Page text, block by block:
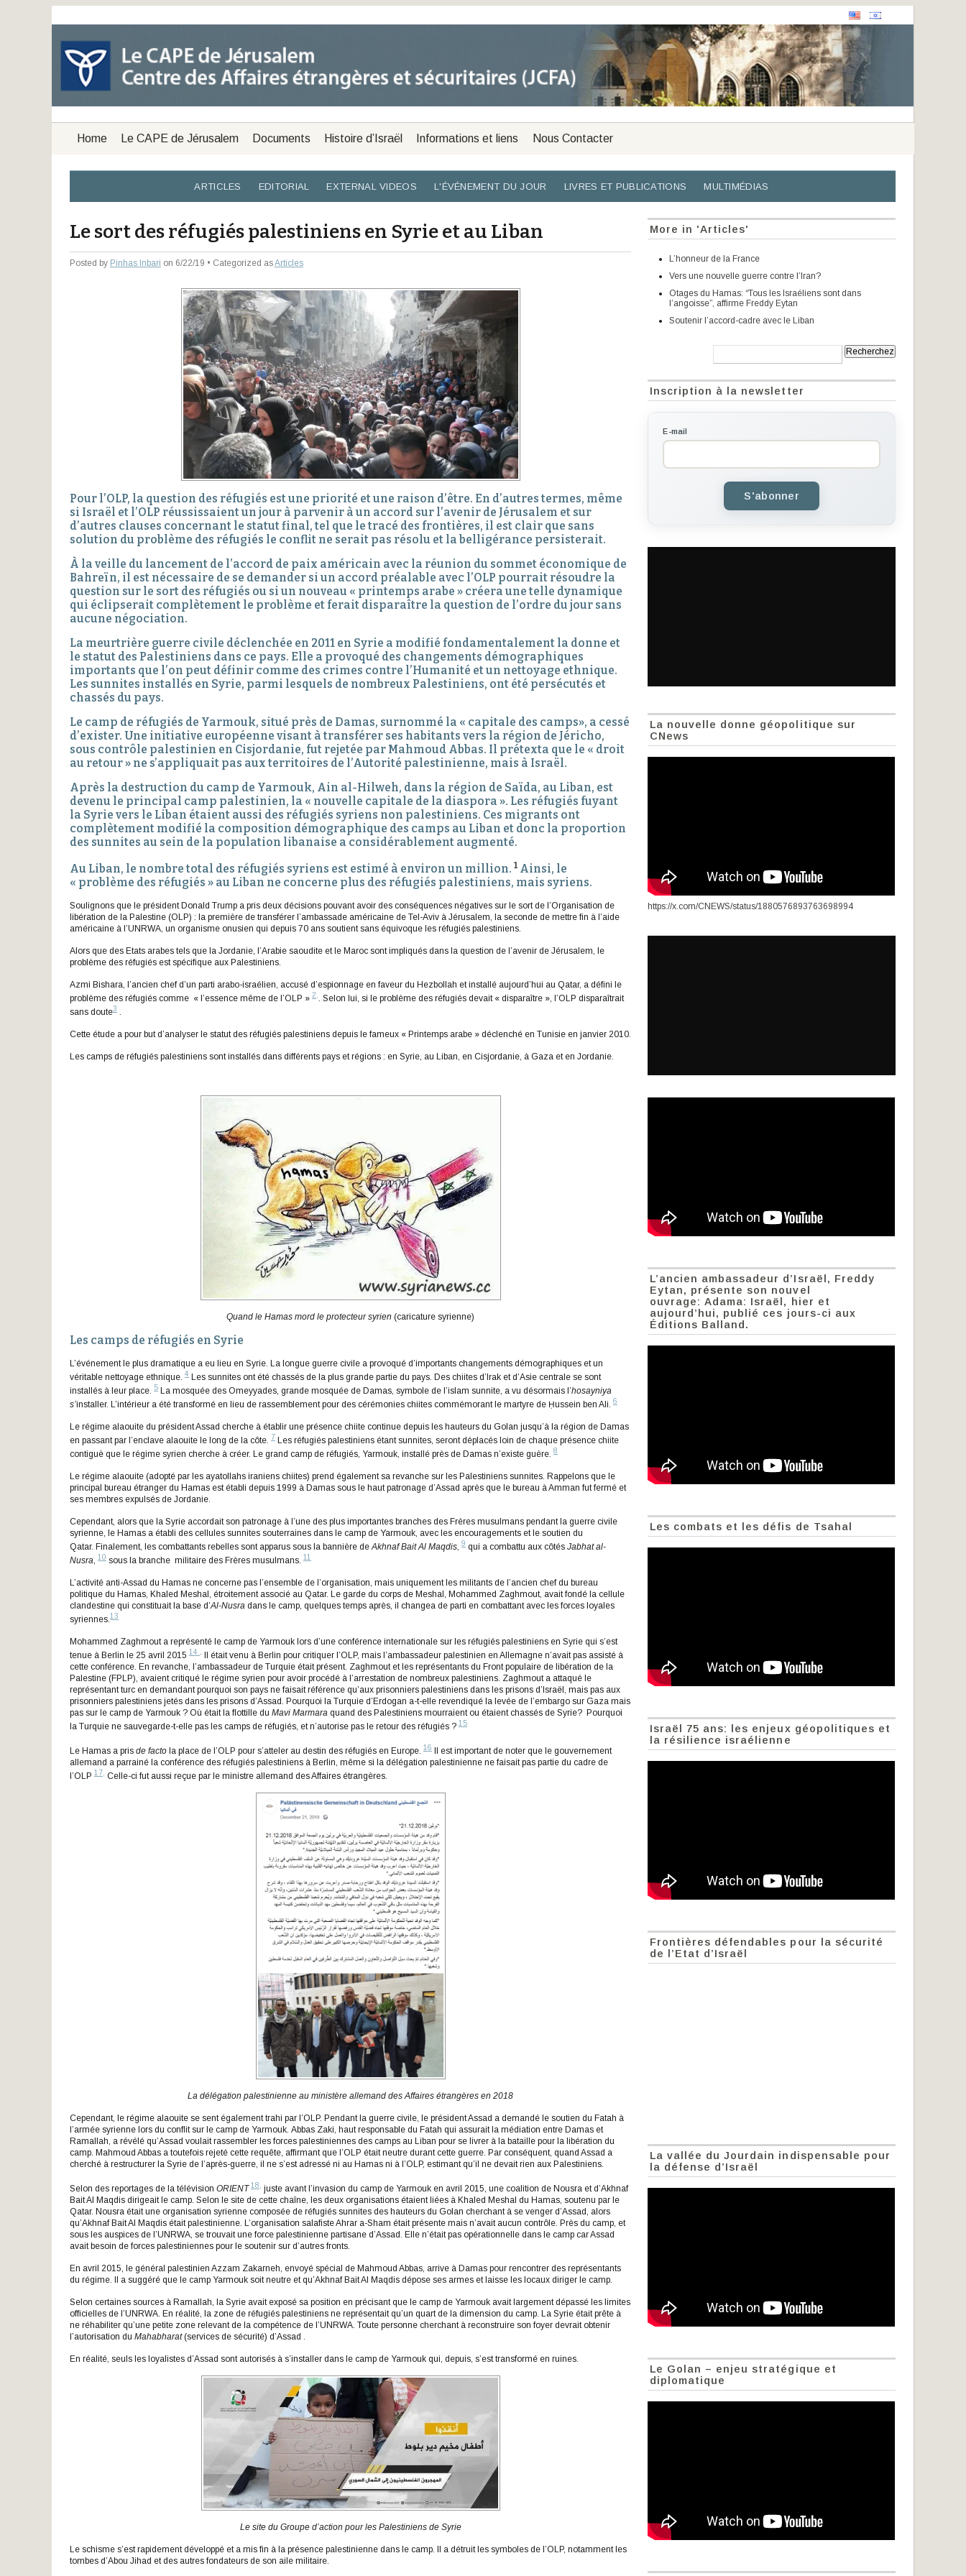
Home Le CAPE de Jérusalem Documents Histoire d’Israël Informations et liens Nous Contacter
ARTICLES EDITORIAL EXTERNAL VIDEOS L'ÉVÉNEMENT DU JOUR LIVRES ET PUBLICATIONS MULTIMÉDIAS
Le sort des réfugiés palestiniens en Syrie et au Liban
Posted by Pinhas Inbari on 6/22/19 • Categorized asArticles
Pour l’OLP, la question des réfugiés est une priorité et une raison d’être. En d’autres termes, même
si Israël et l’OLP réussissaient un jour à parvenir à un accord sur l’avenir de Jérusalem et sur
d’autres clauses concernant le statut final, tel que le tracé des frontières, il est clair que sans
solution du problème des réfugiés le conflit ne serait pas résolu et la belligérance persisterait.
À la veille du lancement de l’accord de paix américain avec la réunion du sommet économique de
Bahreïn, il est nécessaire de se demander si un accord préalable avec l’OLP pourrait résoudre la
question sur le sort des réfugiés ou si un nouveau « printemps arabe » créera une telle dynamique
qui éclipserait complètement le problème et ferait disparaître la question de l’ordre du jour sans
aucune négociation.
La meurtrière guerre civile déclenchée en 2011 en Syrie a modifié fondamentalement la donne et
le statut des Palestiniens dans ce pays. Elle a provoqué des changements démographiques
importants que l’on peut définir comme des crimes contre l’Humanité et un nettoyage ethnique.
Les sunnites installés en Syrie, parmi lesquels de nombreux Palestiniens, ont été persécutés et
chassés du pays.
Le camp de réfugiés de Yarmouk, situé près de Damas, surnommé la « capitale des camps», a cessé
d’exister. Une initiative européenne visant à transférer ses habitants vers la région de Jéricho,
sous contrôle palestinien en Cisjordanie, fut rejetée par Mahmoud Abbas. Il prétexta que le « droit
au retour » ne s’appliquait pas aux territoires de l’Autorité palestinienne, mais à Israël.
Après la destruction du camp de Yarmouk, Ain al-Hilweh, dans la région de Saïda, au Liban, est
devenu le principal camp palestinien, la « nouvelle capitale de la diaspora ». Les réfugiés fuyant
la Syrie vers le Liban étaient aussi des réfugiés syriens non palestiniens. Ces migrants ont
complètement modifié la composition démographique des camps au Liban et donc la proportion
des sunnites au sein de la population libanaise a considérablement augmenté.
Au Liban, le nombre total des réfugiés syriens est estimé à environ un million. 1 Ainsi, le
« problème des réfugiés » au Liban ne concerne plus des réfugiés palestiniens, mais syriens.
Soulignons que le président Donald Trump a pris deux décisions pouvant avoir des conséquences négatives sur le sort de l’Organisation de
libération de la Palestine (OLP) : la première de transférer l’ambassade américaine de Tel-Aviv à Jérusalem, la seconde de mettre fin à l’aide
américaine à l’UNRWA, un organisme onusien qui depuis 70 ans soutient sans équivoque les réfugiés palestiniens.
Alors que des Etats arabes tels que la Jordanie, l’Arabie saoudite et le Maroc sont impliqués dans la question de l’avenir de Jérusalem, le
problème des réfugiés est spécifique aux Palestiniens.
Azmi Bishara, l’ancien chef d’un parti arabo-israélien, accusé d’espionnage en faveur du Hezbollah et installé aujourd’hui au Qatar, a défini le
problème des réfugiés comme « l’essence même de l’OLP » 2,. Selon lui, si le problème des réfugiés devait « disparaître », l’OLP disparaîtrait
sans doute3 .
Cette étude a pour but d’analyser le statut des réfugiés palestiniens depuis le fameux « Printemps arabe » déclenché en Tunisie en janvier 2010.
Les camps de réfugiés palestiniens sont installés dans différents pays et régions : en Syrie, au Liban, en Cisjordanie, à Gaza et en Jordanie.
Quand le Hamas mord le protecteur syrien (caricature syrienne)
Les camps de réfugiés en Syrie
L’événement le plus dramatique a eu lieu en Syrie. La longue guerre civile a provoqué d’importants changements démographiques et un
véritable nettoyage ethnique. 4 Les sunnites ont été chassés de la plus grande partie du pays. Des chiites d’Irak et d’Asie centrale se sont
installés à leur place.
5 La mosquée des Omeyyades, grande mosquée de Damas, symbole de l’islam sunnite, a vu désormais l’hosayniya
s’installer. L’intérieur a été transformé en lieu de rassemblement pour des cérémonies chiites commémorant le martyre de Ḥussein ben Ali. 6
Le régime alaouite du président Assad cherche à établir une présence chiite continue depuis les hauteurs du Golan jusqu’à la région de Damas
en passant par l’enclave alaouite le long de la côte.
7 Les réfugiés palestiniens étant sunnites, seront déplacés loin de chaque présence chiite
contiguë que le régime syrien cherche à créer. Le grand camp de réfugiés, Yarmouk, installé près de Damas n’existe guère. 8
Le régime alaouite (adopté par les ayatollahs iraniens chiites) prend également sa revanche sur les Palestiniens sunnites. Rappelons que le
principal bureau étranger du Hamas est établi depuis 1999 à Damas sous le haut patronage d’Assad après que le bureau à Amman fut fermé et
ses membres expulsés de Jordanie.
Cependant, alors que la Syrie accordait son patronage à l’une des plus importantes branches des Frères musulmans pendant la guerre civile
syrienne, le Hamas a établi des cellules sunnites souterraines dans le camp de Yarmouk, avec les encouragements et le soutien du
Qatar. Finalement, les combattants rebelles sont apparus sous la bannière de Akhnaf Bait Al Maqdis, 9 qui a combattu aux côtés Jabhat al-
Nusra
10 sous la branche militaire des Frères musulmans. 11
L’activité anti-Assad du Hamas ne concerne pas l’ensemble de l’organisation, mais uniquement les militants de l’ancien chef du bureau
politique du Hamas, Khaled Meshal, étroitement associé au Qatar. Le garde du corps de Meshal, Mohammed Zaghmout, avait fondé la cellule
clandestine qui constituait la base d’Al-Nusra dans le camp, quelques temps après, il changea de parti en combattant avec les forces loyales
syriennes. 13
Mohammed Zaghmout a représenté le camp de Yarmouk lors d’une conférence internationale sur les réfugiés palestiniens en Syrie qui s’est
tenue à Berlin le 25 avril 2015 14.
Il était venu à Berlin pour critiquer l’OLP, mais l’ambassadeur palestinien en Allemagne n’avait pas assisté à
cette conférence. En revanche, l’ambassadeur de Turquie était présent. Zaghmout et les représentants du Front populaire de libération de la
Palestine (FPLP), avaient critiqué le régime syrien pour avoir procédé à l’arrestation de nombreux palestiniens. Zaghmout a attaqué le
représentant turc en demandant pourquoi son pays ne faisait référence qu’aux prisonniers palestiniens dans les prisons d’Israël, mais pas aux
prisonniers palestiniens jetés dans les prisons d’Assad. Pourquoi la Turquie d’Erdogan a-t-elle revendiqué la levée de l’embargo sur Gaza mais
pas sur le camp de Yarmouk ? Où était la flottille du Mavi Marmara quand des Palestiniens mourraient ou étaient chassés de Syrie? Pourquoi
la Turquie ne sauvegarde-t-elle pas les camps de réfugiés, et n’autorise pas le retour des réfugiés ? 15
Le Hamas a pris de facto la place de l’OLP pour s’atteler au destin des réfugiés en Europe. 16 Il est important de noter que le gouvernement
allemand a parrainé la conférence des réfugiés palestiniens à Berlin, même si la délégation palestinienne ne faisait pas partie du cadre de
l’OLP 17, Celle-ci fut aussi reçue par le ministre allemand des Affaires étrangères.
La délégation palestinienne au ministère allemand des Affaires étrangères en 2018
Cependant, le régime alaouite se sent également trahi par l’OLP. Pendant la guerre civile, le président Assad a demandé le soutien du Fatah à
l’armée syrienne lors du conflit sur le camp de Yarmouk. Abbas Zaki, haut responsable du Fatah qui assurait la médiation entre Damas et
Ramallah, a révélé qu’Assad voulait rassembler les forces palestiniennes des camps au Liban pour se livrer à la bataille pour la libération du
camp. Mahmoud Abbas a toutefois rejeté cette requête, affirmant que l’OLP était neutre durant cette guerre. Par conséquent, quand Assad a
cherché à restructurer la Syrie de l’après-guerre, il ne s’est adressé ni au Hamas ni à l’OLP, estimant qu’il ne devait rien aux Palestiniens.
Selon des reportages de la télévision ORIENT18,
juste avant l’invasion du camp de Yarmouk en avril 2015, une coalition de Nousra et d’Akhnaf
Bait Al Maqdis dirigeait le camp. Selon le site de cette chaîne, les deux organisations étaient liées à Khaled Meshal du Hamas, soutenu par le
Qatar. Nousra était une organisation syrienne composée de réfugiés sunnites des hauteurs du Golan cherchant à se venger d’Assad, alors
qu’Akhnaf Bait Al Maqdis était palestinienne. L’organisation salafiste Ahrar a-Sham était présente mais n’avait aucun contrôle. Près du camp, et
sous les auspices de l’UNRWA, se trouvait une force palestinienne partisane d’Assad. Elle n’était pas opérationnelle dans le camp car Assad
avait besoin de forces palestiniennes pour le soutenir sur d’autres fronts.
En avril 2015, le général palestinien Azzam Zakarneh, envoyé spécial de Mahmoud Abbas, arrive à Damas pour rencontrer des représentants
du régime. Il a suggéré que le camp Yarmouk soit neutre et qu’Akhnaf Bait Al Maqdis dépose ses armes et laisse les locaux diriger le camp.
Selon certaines sources à Ramallah, la Syrie avait exposé sa position en précisant que le camp de Yarmouk avait largement dépassé les limites
officielles de l’UNRWA. En réalité, la zone de réfugiés palestiniens ne représentait qu’un quart de la dimension du camp. La Syrie était prête à
ne réhabiliter qu’une petite zone relevant de la compétence de l’UNRWA. Toute personne cherchant à reconstruire son foyer devrait obtenir
l’autorisation du Mahabharat (services de sécurité) d’Assad .
En réalité, seuls les loyalistes d’Assad sont autorisés à s’installer dans le camp de Yarmouk qui, depuis, s’est transformé en ruines.
Le site du Groupe d’action pour les Palestiniens de Syrie
Le schisme s’est rapidement développé et a mis fin à la présence palestinienne dans le camp. Il a détruit les symboles de l’OLP, notamment les
tombes d’Abou Jihad et des autres fondateurs de son aile militaire.
More in 'Articles'
L’honneur de la France
Vers une nouvelle guerre contre l’Iran?
Otages du Hamas: “Tous les Israéliens sont dans
l’angoisse”, affirme Freddy Eytan
Soutenir l’accord-cadre avec le Liban
Inscription à la newsletter
E-mail
S'abonner
La nouvelle donne géopolitique sur
CNews
https://x.com/CNEWS/status/1880576893763698994
L’ancien ambassadeur d’Israël, Freddy
Eytan, présente son nouvel
ouvrage: Adama: Israël, hier et
aujourd’hui, publié ces jours-ci aux
Éditions Balland.
Les combats et les défis de Tsahal
Israël 75 ans: les enjeux géopolitiques et
la résilience israélienne
Frontières défendables pour la sécurité
de l’Etat d’Israël
La vallée du Jourdain indispensable pour
la défense d’Israël
Le Golan – enjeu stratégique et
diplomatique